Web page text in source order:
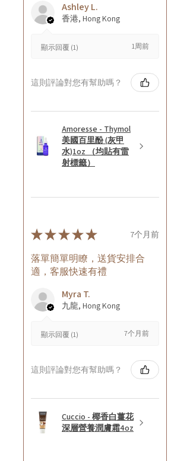
Ashley L.
香港, Hong Kong
顯示回覆 (1) 1周前
這則評論對您有幫助嗎？
Amoresse - Thymol
美國百里酚 (灰甲
水)1oz （均貼有雷
射標籤）
★★★★★ 7个月前
落單簡單明瞭，送貨安排合
適，客服快速有禮
Myra T.
九龍, Hong Kong
顯示回覆 (1) 7个月前
這則評論對您有幫助嗎？
Cuccio - 椰香白薑花
深層營養潤膚霜4oz